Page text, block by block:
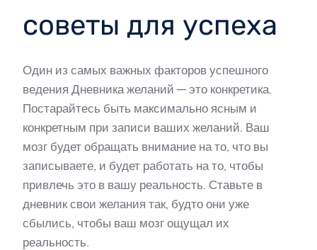
советы для успеха
Один из самых важных факторов успешного
ведения Дневника желаний — это конкретика.
Постарайтесь быть максимально ясным и
конкретным при записи ваших желаний. Ваш
мозг будет обращать внимание на то, что вы
записываете, и будет работать на то, чтобы
привлечь это в вашу реальность. Ставьте в
дневник свои желания так, будто они уже
сбылись, чтобы ваш мозг ощущал их
реальность.